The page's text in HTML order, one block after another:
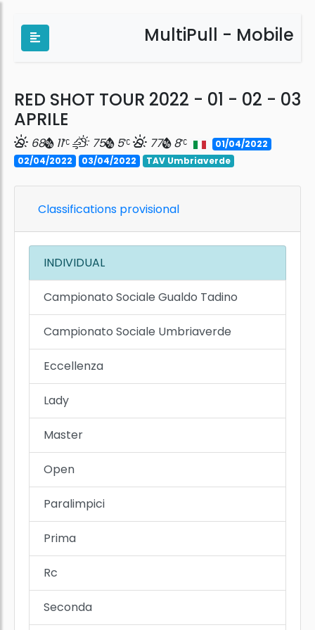
MultiPull - Mobile
RED SHOT TOUR 2022 - 01 - 02 - 03
APRILE
68 11 75 5 77 8
01/04/2022
02/04/2022
03/04/2022 TAV Umbriaverde
Classifications provisional
INDIVIDUAL
Campionato Sociale Gualdo Tadino
Campionato Sociale Umbriaverde
Eccellenza
Lady
Master
Open
Paralimpici
Prima
Rc
Seconda